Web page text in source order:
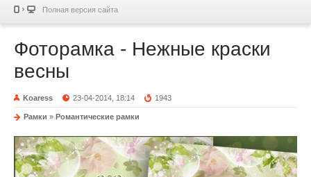
Полная версия сайта
Фоторамка - Нежные краски
весны
Koaress 23-04-2014, 18:14 1943
Рамки » Романтические рамки